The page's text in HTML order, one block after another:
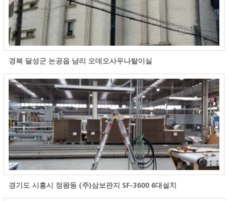
경북 달성군 논공읍 남리 오데오사우나탈이실
경기도 시흥시 정왕동 (주)삼보판지 SF-3600 6대설치